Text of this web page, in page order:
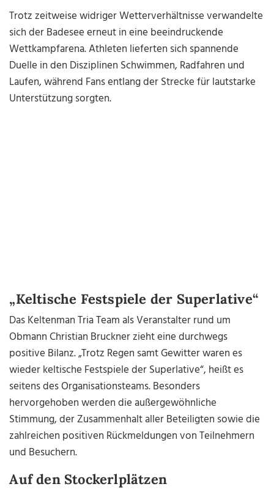
Trotz zeitweise widriger Wetterverhältnisse verwandelte
sich der Badesee erneut in eine beeindruckende
Wettkampfarena. Athleten lieferten sich spannende
Duelle in den Disziplinen Schwimmen, Radfahren und
Laufen, während Fans entlang der Strecke für lautstarke
Unterstützung sorgten.
„Keltische Festspiele der Superlative“
Das Keltenman Tria Team als Veranstalter rund um
Obmann Christian Bruckner zieht eine durchwegs
positive Bilanz. „Trotz Regen samt Gewitter waren es
wieder keltische Festspiele der Superlative“, heißt es
seitens des Organisationsteams. Besonders
hervorgehoben werden die außergewöhnliche
Stimmung, der Zusammenhalt aller Beteiligten sowie die
zahlreichen positiven Rückmeldungen von Teilnehmern
und Besuchern.
Auf den Stockerlplätzen